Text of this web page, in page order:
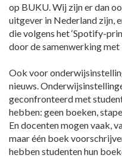
op BUKU. Wij zijn er dan
uitgever in Nederland zijn,
die volgens het ‘Spotify-
door de samenwerking met
Ook voor
nieuws.
geconfronteerd met
hebben: geen boeken,
En docenten mogen vaak,
maar één boek
hebben studenten hun